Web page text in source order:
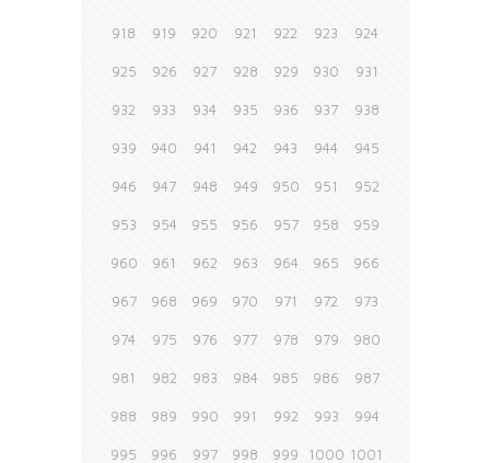
918 919 920 921 922 923 924
925 926 927 928 929 930 931
932 933 934 935 936 937 938
939 940 941 942 943 944 945
946 947 948 949 950 951 952
953 954 955 956 957 958 959
960 961 962 963 964 965 966
967 968 969 970 971 972 973
974 975 976 977 978 979 980
981 982 983 984 985 986 987
988 989 990 991 992 993 994
995 996 997 998 999 1000 1001